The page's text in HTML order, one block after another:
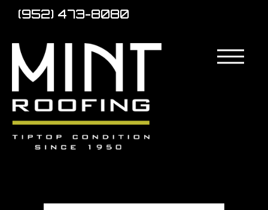
(952) 473-8080